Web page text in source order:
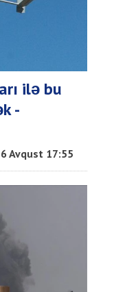
ilə bu
-
6 Avqust 17:55